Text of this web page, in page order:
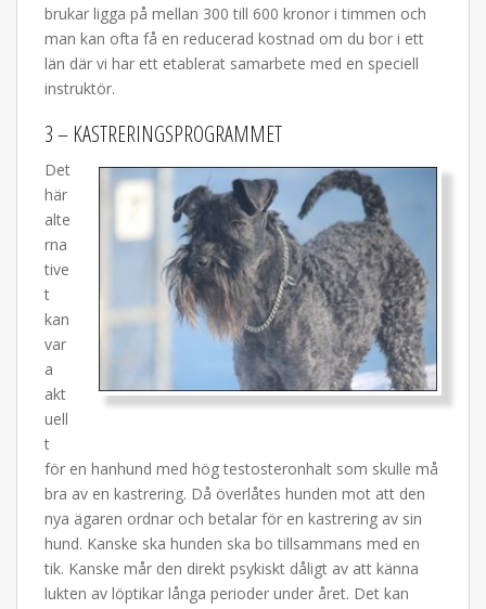
brukar ligga på mellan 300 till 600 kronor i timmen och
man kan ofta få en reducerad kostnad om du bor i ett
län där vi har ett etablerat samarbete med en speciell
instruktör.
3 – KASTRERINGSPROGRAMMET
Det
här
alte
rna
tive
t
kan
var
a
akt
uell
t
för en hanhund med hög testosteronhalt som skulle må
bra av en kastrering. Då överlåtes hunden mot att den
nya ägaren ordnar och betalar för en kastrering av sin
hund. Kanske ska hunden ska bo tillsammans med en
tik. Kanske mår den direkt psykiskt dåligt av att känna
lukten av löptikar långa perioder under året. Det kan